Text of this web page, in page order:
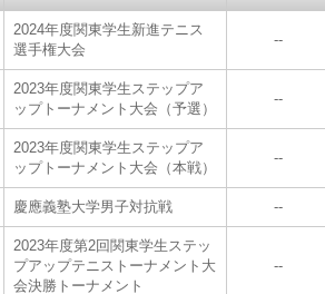
2024年度関東学生新進テニス
選手権大会
--
2023年度関東学生ステップア
ップトーナメント大会（予選）
--
2023年度関東学生ステップア
ップトーナメント大会（本戦）
--
慶應義塾大学男子対抗戦 --
2023年度第2回関東学生ステッ
プアップテニストーナメント大
会決勝トーナメント
--